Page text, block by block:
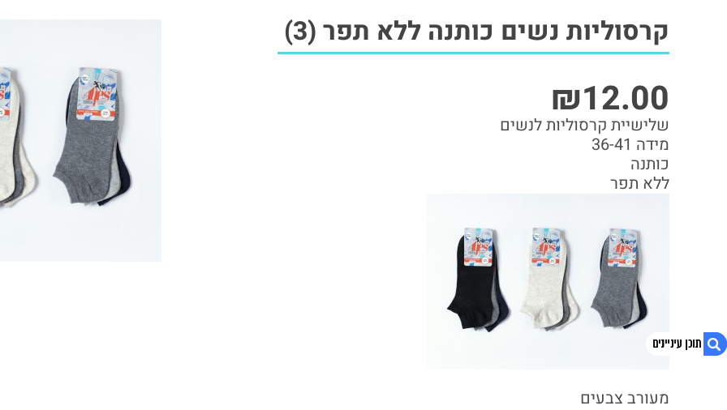
קרסוליות נשים כותנה ללא תפר (3)
₪12.00
שלישיית קרסוליות לנשים
מידה 36-41
כותנה
ללא תפר
מעורב צבעים